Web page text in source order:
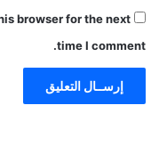
browser for the next
time I comment.